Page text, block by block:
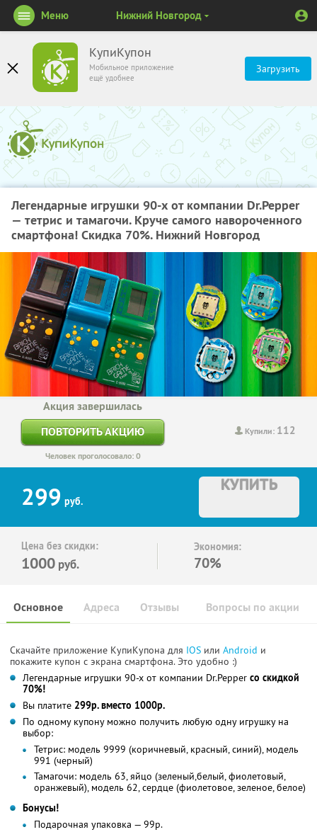
КупиКупон
Мобильное приложение
ещё удобнее
Загрузить
Меню Нижний Новгород
Легендарные игрушки 90-х от компании Dr.Pepper
— тетрис и тамагочи. Круче самого навороченного
смартфона! Скидка 70%. Нижний Новгород
Купили: 112
Акция завершилась
ПОВТОРИТЬ АКЦИЮ
Человек проголосовало: 0
299 руб.
КУПИТЬ
Цена без скидки:
1000 руб.
Экономия:
70%
Основное Отзывы Вопросы по акции
Адреса
Скачайте приложение КупиКупона для IOS или Android и
покажите купон с экрана смартфона. Это удобно :)
Легендарные игрушки 90-х от компании Dr.Pepper со скидкой
70%!
Вы платите 299р. вместо 1000р.
По одному купону можно получить любую одну игрушку на
выбор:
Тетрис: модель 9999 (коричневый, красный, синий), модель
991 (черный)
Тамагочи: модель 63, яйцо (зеленый,белый, фиолетовый,
оранжевый), модель 62, сердце (фиолетовое, зеленое, белое)
Бонусы!
Подарочная упаковка — 99р.